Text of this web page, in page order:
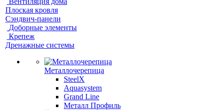
Плоская кровля
Сэндвич-панели
Доборные элементы
Крепеж
Дренажные системы
Металлочерепица
SteelX
Aquasystem
Grand Line
Металл Профиль